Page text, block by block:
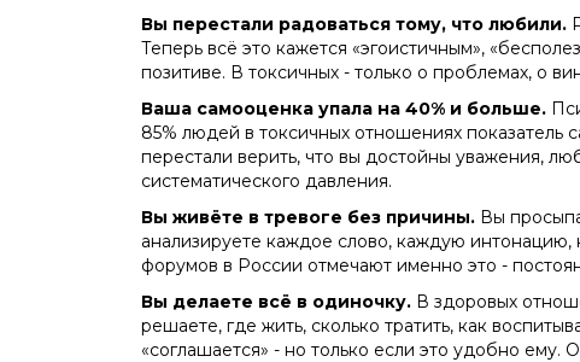
Вы перестали радоваться тому, что любили.
Теперь всё это кажется «эгоистичным»,
позитиве. В токсичных - только о проблемах, о
Ваша самооценка упала на 40% и больше.
85% людей в токсичных отношениях
перестали верить, что вы достойны уважения,
систематического давления.
Вы живёте в тревоге без причины. Вы
анализируете каждое слово, каждую интонацию,
форумов в России отмечают именно это -
Вы делаете всё в одиночку. В здоровых
решаете, где жить, сколько тратить, как
«соглашается» - но только если это удобно ему.